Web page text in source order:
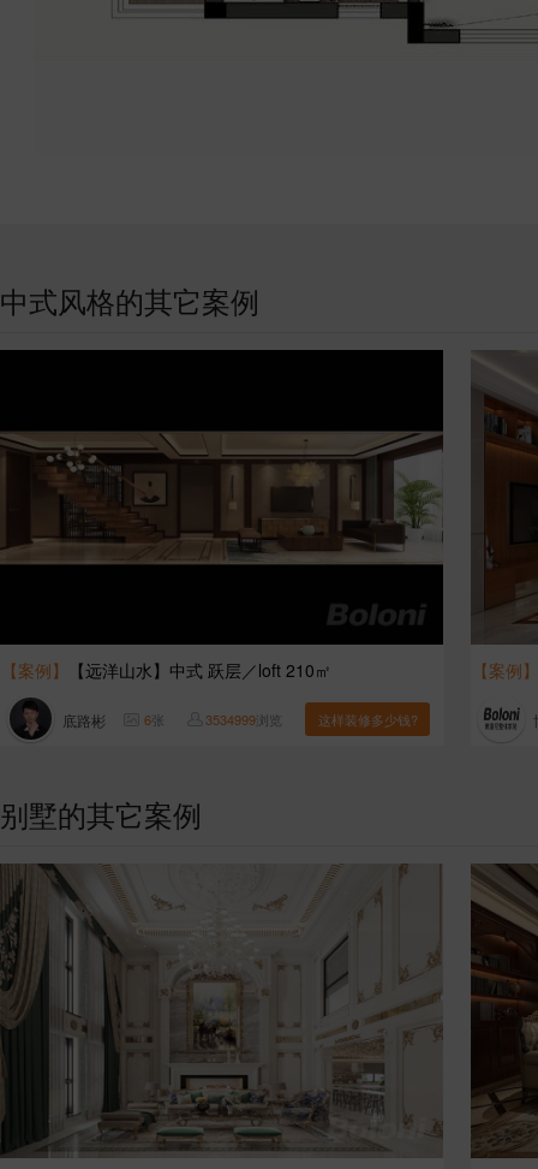
中式风格的其它案例
【案例】 【远洋山水】中式 跃层／loft 210㎡
底路彬 6张 3534999浏览 这样装修多少钱?
【案例】
别墅的其它案例